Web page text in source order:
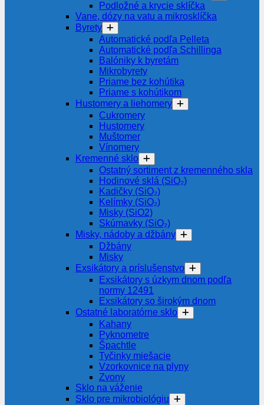
Podložné a krycie sklíčka
Vane, dózy na vatu a mikrosklíčka
Byrety
Automatické podľa Pelleta
Automatické podľa Schillinga
Balóniky k byretám
Mikrobyrety
Priame bez kohútika
Priame s kohútikom
Hustomery a liehomery
Cukromery
Hustomery
Muštomer
Vínomery
Kremenné sklo
Ostatný sortiment z kremenného skla
Hodinové sklá (SiO₂)
Kadičky (SiO₂)
Kelímky (SiO₂)
Misky (SiO2)
Skúmavky (SiO₂)
Misky, nádoby a džbány
Džbány
Misky
Exsikátory a príslušenstvo
Exsikátory s úzkym dnom podľa
normy 12491
Exsikátory so širokým dnom
Ostatné laboratórne sklo
Kahany
Pyknometre
Špachtle
Tyčinky miešacie
Vzorkovnice na plyny
Zvony
Sklo na váženie
Sklo pre mikrobiológiu